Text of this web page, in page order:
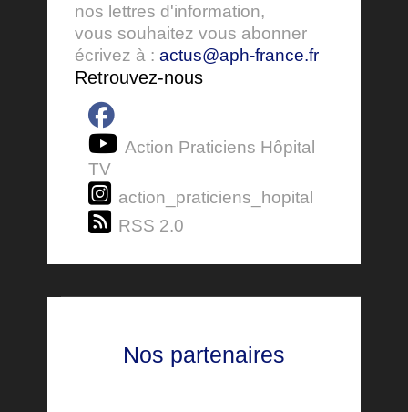
nos lettres d'information,
vous souhaitez vous abonner
écrivez à : actus@aph-france.fr
Retrouvez-nous
Action Praticiens Hôpital
TV
action_praticiens_hopital
RSS 2.0
Nos partenaires